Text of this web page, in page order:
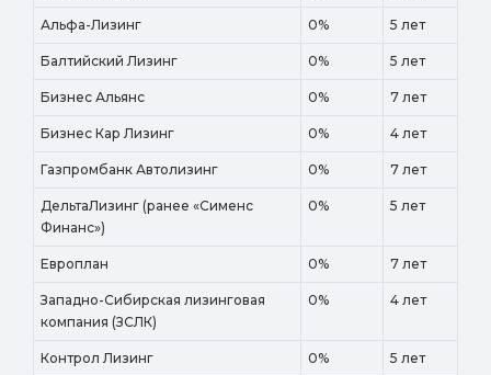
Альфа-Лизинг 0% 5 лет
Балтийский Лизинг 0% 5 лет
Бизнес Альянс 0% 7 лет
Бизнес Кар Лизинг 0% 4 лет
Газпромбанк Автолизинг 0% 7 лет
ДельтаЛизинг (ранее «Сименс
Финанс»)
0% 5 лет
Европлан 0% 7 лет
Западно-Сибирская лизинговая
компания (ЗСЛК)
0% 4 лет
Контрол Лизинг 0% 5 лет